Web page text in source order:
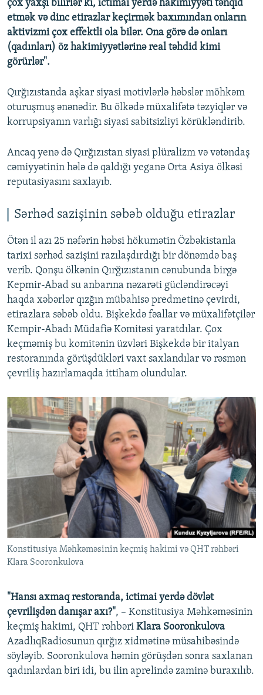
çox yaxşı bilirlər ki, ictimai yerdə hakimiyyəti tənqid
etmək və dinc etirazlar keçirmək baxımından onların
aktivizmi çox effektli ola bilər. Ona görə də onları
(qadınları) öz hakimiyyətlərinə real təhdid kimi
görürlər".
Qırğızıstanda aşkar siyasi motivlərlə həbslər möhkəm
oturuşmuş ənənədir. Bu ölkədə müxalifətə təzyiqlər və
korrupsiyanın varlığı siyasi sabitsizliyi körükləndirib.
Ancaq yenə də Qırğızıstan siyasi plüralizm və vətəndaş
cəmiyyətinin hələ də qaldığı yeganə Orta Asiya ölkəsi
reputasiyasını saxlayıb.
Sərhəd sazişinin səbəb olduğu etirazlar
Ötən il azı 25 nəfərin həbsi hökumətin Özbəkistanla
tarixi sərhəd sazişini razılaşdırdığı bir dönəmdə baş
verib. Qonşu ölkənin Qırğızıstanın cənubunda birgə
Kepmir-Abad su anbarına nəzarəti gücləndirəcəyi
haqda xəbərlər qızğın mübahisə predmetinə çevirdi,
etirazlara səbəb oldu. Bişkekdə fəallar və müxalifətçilər
Kempir-Abadı Müdafiə Komitəsi yaratdılar. Çox
keçməmiş bu komitənin üzvləri Bişkekdə bir italyan
restoranında görüşdükləri vaxt saxlandılar və rəsmən
çevriliş hazırlamaqda ittiham olundular.
Konstitusiya Məhkəməsinin keçmiş hakimi və QHT rəhbəri
Klara Sooronkulova
"Hansı axmaq restoranda, ictimai yerdə dövlət
çevrilişdən danışar axı?", – Konstitusiya Məhkəməsinin
keçmiş hakimi, QHT rəhbəri Klara Sooronkulova
AzadlıqRadiosunun qırğız xidmətinə müsahibəsində
söyləyib. Sooronkulova həmin görüşdən sonra saxlanan
qadınlardan biri idi, bu ilin aprelində zaminə buraxılıb.